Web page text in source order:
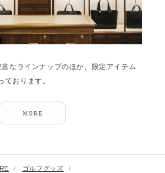
なラインナップのほか、限定アイテム
ております。
/ ゴルフグッズ
/